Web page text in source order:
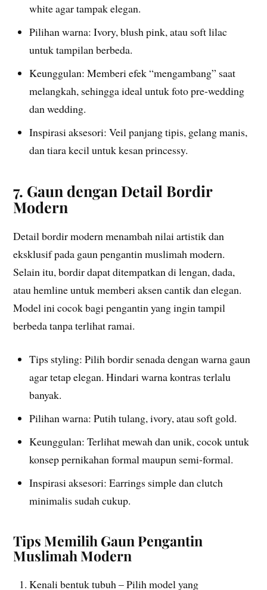
white agar tampak elegan.
Pilihan warna: Ivory, blush pink, atau soft lilac
untuk tampilan berbeda.
Keunggulan: Memberi efek “mengambang” saat
melangkah, sehingga ideal untuk foto pre-wedding
dan wedding.
Inspirasi aksesori: Veil panjang tipis, gelang manis,
dan tiara kecil untuk kesan princessy.
7. Gaun dengan Detail Bordir
Modern
Detail bordir modern menambah nilai artistik dan
eksklusif pada gaun pengantin muslimah modern.
Selain itu, bordir dapat ditempatkan di lengan, dada,
atau hemline untuk memberi aksen cantik dan elegan.
Model ini cocok bagi pengantin yang ingin tampil
berbeda tanpa terlihat ramai.
Tips styling: Pilih bordir senada dengan warna gaun
agar tetap elegan. Hindari warna kontras terlalu
banyak.
Pilihan warna: Putih tulang, ivory, atau soft gold.
Keunggulan: Terlihat mewah dan unik, cocok untuk
konsep pernikahan formal maupun semi-formal.
Inspirasi aksesori: Earrings simple dan clutch
minimalis sudah cukup.
Tips Memilih Gaun Pengantin
Muslimah Modern
Kenali bentuk tubuh – Pilih model yang